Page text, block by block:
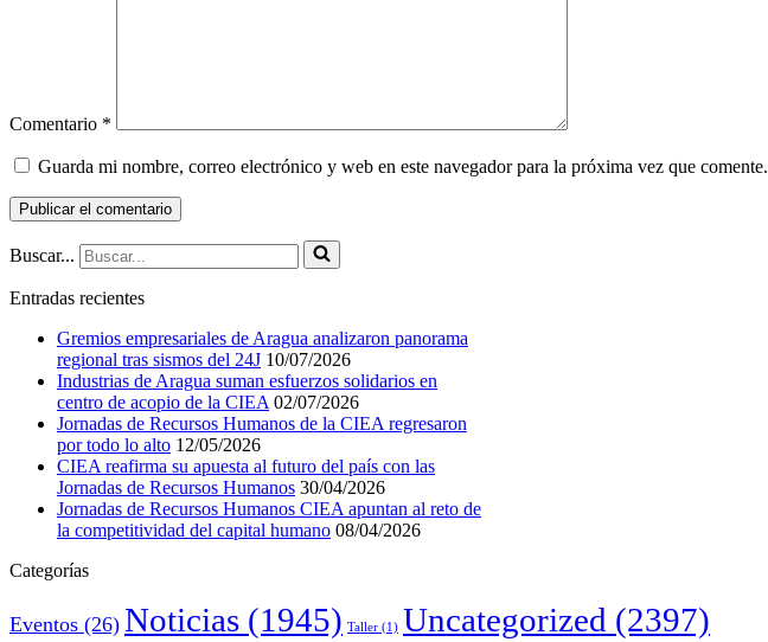
Comentario *
Guarda mi nombre, correo electrónico y web en este navegador para la próxima vez que comente.
Buscar...
Entradas recientes
Gremios empresariales de Aragua analizaron panorama
regional tras sismos del 24J 10/07/2026
Industrias de Aragua suman esfuerzos solidarios en
centro de acopio de la CIEA 02/07/2026
Jornadas de Recursos Humanos de la CIEA regresaron
por todo lo alto 12/05/2026
CIEA reafirma su apuesta al futuro del país con las
Jornadas de Recursos Humanos 30/04/2026
Jornadas de Recursos Humanos CIEA apuntan al reto de
la competitividad del capital humano 08/04/2026
Categorías
Eventos (26) Noticias (1945) Taller (1) Uncategorized (2397)